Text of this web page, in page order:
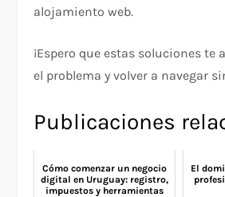
alojamiento web.
¡Espero que estas soluciones te
el problema y volver a navegar
Publicaciones
Cómo comenzar un negocio
digital en Uruguay: registro,
impuestos y herramientas
El